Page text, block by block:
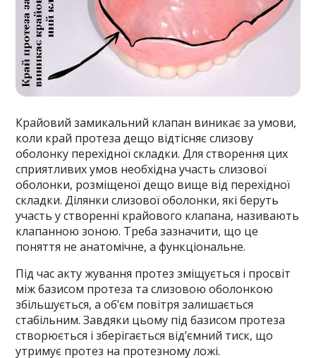
Крайовий замикальний клапан виникає за умови,
коли край протеза дещо відтісняє слизову
оболонку перехідної складки. Для створення цих
сприятливих умов необхідна участь слизової
оболонки, розміщеної дещо вище від перехідної
складки. Ділянки слизової оболонки, які беруть
участь у створенні крайового клапана, називають
клапанною зоною. Треба зазначити, що це
поняття не анатомічне, а функціональне.
Під час акту жування протез зміщується і просвіт
між базисом протеза та слизовою оболонкою
збільшується, а об’єм повітря залишається
стабільним. Завдяки цьому під базисом протеза
створюється і зберігається від’ємний тиск, що
утримує протез на протезному ложі.